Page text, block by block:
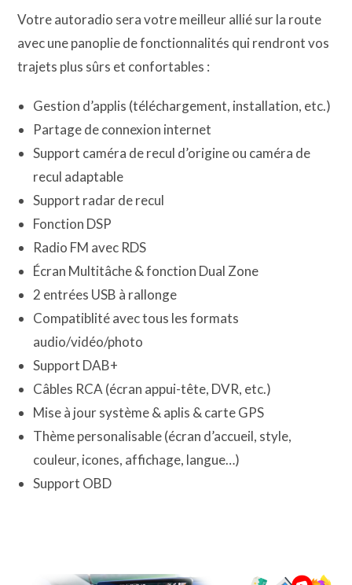
Votre autoradio sera votre meilleur allié sur la route
avec une panoplie de fonctionnalités qui rendront vos
trajets plus sûrs et confortables :
Gestion d’applis (téléchargement, installation, etc.)
Partage de connexion internet
Support caméra de recul d’origine ou caméra de
recul adaptable
Support radar de recul
Fonction DSP
Radio FM avec RDS
Écran Multitâche & fonction Dual Zone
2 entrées USB à rallonge
Compatiblité avec tous les formats
audio/vidéo/photo
Support DAB+
Câbles RCA (écran appui-tête, DVR, etc.)
Mise à jour système & aplis & carte GPS
Thème personalisable (écran d’accueil, style,
couleur, icones, affichage, langue…)
Support OBD